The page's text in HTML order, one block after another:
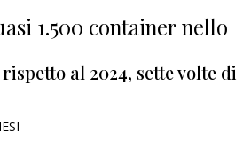
1.500 container nello
al 2024, sette volte di